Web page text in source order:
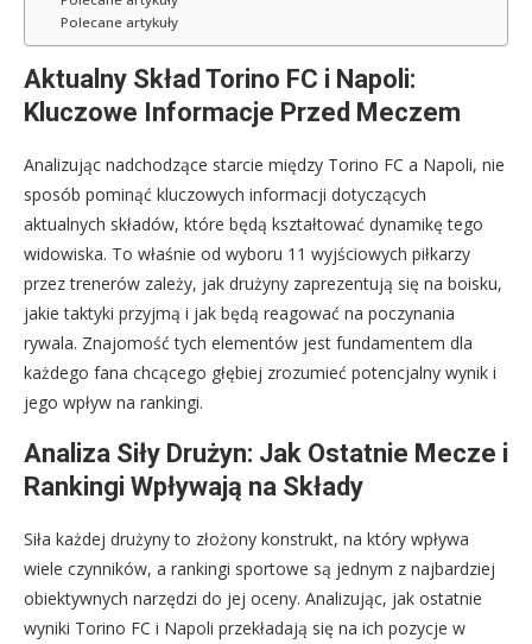
Polecane artykuły
Aktualny Skład Torino FC i Napoli:
Kluczowe Informacje Przed Meczem
Analizując nadchodzące starcie między Torino FC a Napoli, nie
sposób pominąć kluczowych informacji dotyczących
aktualnych składów, które będą kształtować dynamikę tego
widowiska. To właśnie od wyboru 11 wyjściowych piłkarzy
przez trenerów zależy, jak drużyny zaprezentują się na boisku,
jakie taktyki przyjmą i jak będą reagować na poczynania
rywala. Znajomość tych elementów jest fundamentem dla
każdego fana chcącego głębiej zrozumieć potencjalny wynik i
jego wpływ na rankingi.
Analiza Siły Drużyn: Jak Ostatnie Mecze i
Rankingi Wpływają na Składy
Siła każdej drużyny to złożony konstrukt, na który wpływa
wiele czynników, a rankingi sportowe są jednym z najbardziej
obiektywnych narzędzi do jej oceny. Analizując, jak ostatnie
wyniki Torino FC i Napoli przekładają się na ich pozycje w